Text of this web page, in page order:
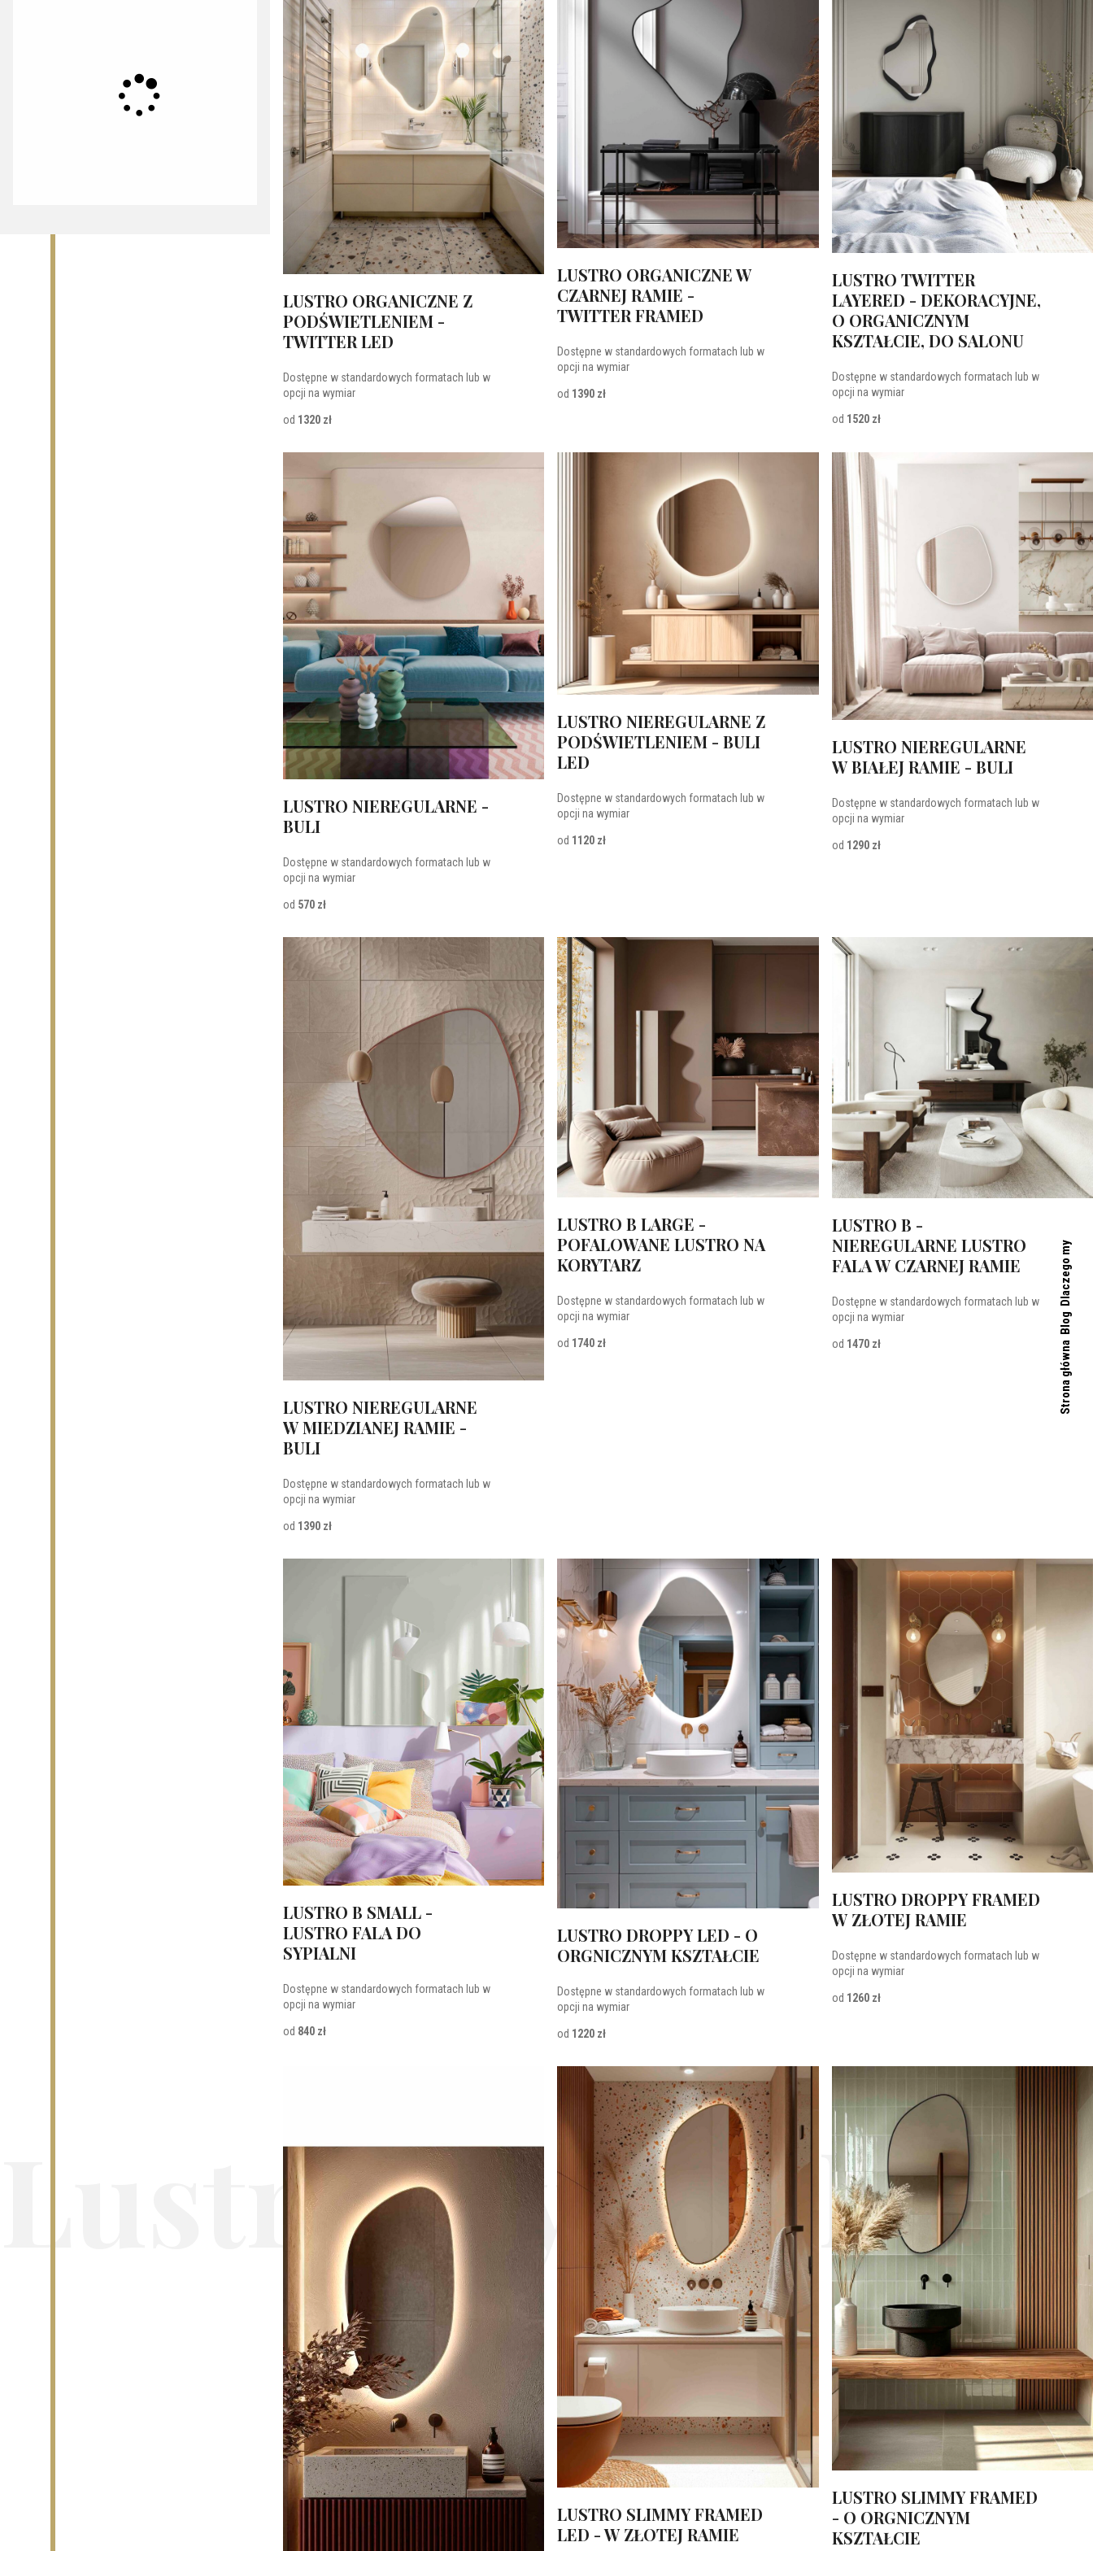
Dlaczego my
Blog
Strona główna
LUSTRO ORGANICZNE Z
PODŚWIETLENIEM -
TWITTER LED
Dostępne w standardowych formatach lub w
opcji na wymiar
od 1320 zł
LUSTRO ORGANICZNE W
CZARNEJ RAMIE -
TWITTER FRAMED
Dostępne w standardowych formatach lub w
opcji na wymiar
od 1390 zł
LUSTRO TWITTER
LAYERED - DEKORACYJNE,
O ORGANICZNYM
KSZTAŁCIE, DO SALONU
Dostępne w standardowych formatach lub w
opcji na wymiar
od 1520 zł
LUSTRO NIEREGULARNE -
BULI
Dostępne w standardowych formatach lub w
opcji na wymiar
od 570 zł
LUSTRO NIEREGULARNE Z
PODŚWIETLENIEM - BULI
LED
Dostępne w standardowych formatach lub w
opcji na wymiar
od 1120 zł
LUSTRO NIEREGULARNE
W BIAŁEJ RAMIE - BULI
Dostępne w standardowych formatach lub w
opcji na wymiar
od 1290 zł
LUSTRO NIEREGULARNE
W MIEDZIANEJ RAMIE -
BULI
Dostępne w standardowych formatach lub w
opcji na wymiar
od 1390 zł
LUSTRO B LARGE -
POFALOWANE LUSTRO NA
KORYTARZ
Dostępne w standardowych formatach lub w
opcji na wymiar
od 1740 zł
LUSTRO B -
NIEREGULARNE LUSTRO
FALA W CZARNEJ RAMIE
Dostępne w standardowych formatach lub w
opcji na wymiar
od 1470 zł
LUSTRO B SMALL -
LUSTRO FALA DO
SYPIALNI
Dostępne w standardowych formatach lub w
opcji na wymiar
od 840 zł
LUSTRO DROPPY LED - O
ORGNICZNYM KSZTAŁCIE
Dostępne w standardowych formatach lub w
opcji na wymiar
od 1220 zł
LUSTRO DROPPY FRAMED
W ZŁOTEJ RAMIE
Dostępne w standardowych formatach lub w
opcji na wymiar
od 1260 zł
LUSTRO SLIMMY FRAMED
LED - W ZŁOTEJ RAMIE
LUSTRO SLIMMY FRAMED
- O ORGNICZNYM
KSZTAŁCIE
Lustra